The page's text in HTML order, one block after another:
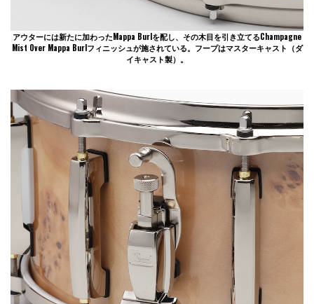
アウターには新たに加わったMappa Burlを配し、その木目を引き立てるChampagne
Mist Over Mappa Burlフィニッシュが施されている。フープはマスターキャスト（ダ
イキャスト製）。